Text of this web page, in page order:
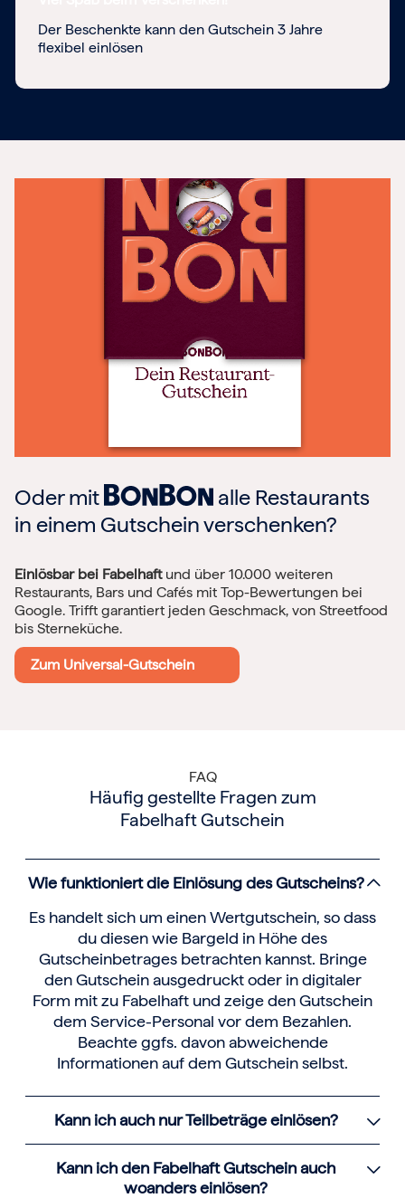
Der Beschenkte kann den Gutschein 3 Jahre
flexibel einlösen
Oder mit
alle Restaurants
in einem Gutschein verschenken?
Einlösbar bei Fabelhaftund über 10.000 weiteren
Restaurants, Bars und Cafés mit Top-Bewertungen bei
Google. Trifft garantiert jeden Geschmack, von Streetfood
bis Sterneküche.
Zum Universal-Gutschein
FAQ
Häufig gestellte Fragen zum
Fabelhaft Gutschein
Wie funktioniert die Einlösung des Gutscheins?
Es handelt sich um einen Wertgutschein, so dass
du diesen wie Bargeld in Höhe des
Gutscheinbetrages betrachten kannst. Bringe
den Gutschein ausgedruckt oder in digitaler
Form mit zu Fabelhaft und zeige den Gutschein
dem Service-Personal vor dem Bezahlen.
Beachte ggfs. davon abweichende
Informationen auf dem Gutschein selbst.
Kann ich auch nur Teilbeträge einlösen?
Kann ich den Fabelhaft Gutschein auch
woanders einlösen?